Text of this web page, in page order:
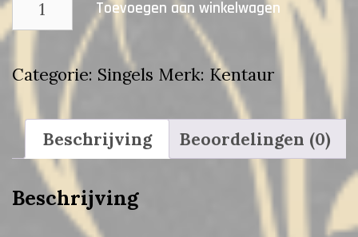
singel
zwart
aantal
Toevoegen aan winkelwagen
Categorie: Singels Merk: Kentaur
Beschrijving Beoordelingen (0)
Beschrijving